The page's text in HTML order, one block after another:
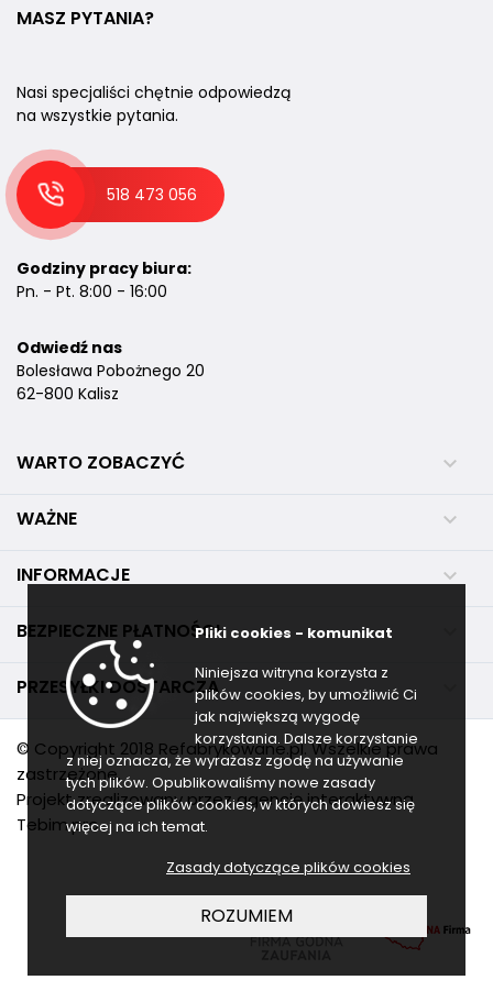
Pliki cookies - komunikat
Niniejsza witryna korzysta z
plików cookies, by umożliwić Ci
jak największą wygodę
korzystania. Dalsze korzystanie
z niej oznacza, że wyrażasz zgodę na używanie
tych plików. Opublikowaliśmy nowe zasady
dotyczące plików cookies, w których dowiesz się
więcej na ich temat.
Zasady dotyczące plików cookies
ROZUMIEM
MASZ PYTANIA?
Nasi specjaliści chętnie odpowiedzą
na wszystkie pytania.
518 473 056
Godziny pracy biura:
Pn. - Pt. 8:00 - 16:00
Odwiedź nas
Bolesława Pobożnego 20
62-800 Kalisz
WARTO ZOBACZYĆ 
WAŻNE 
INFORMACJE 
BEZPIECZNE PŁATNOŚCI
PRZESYŁKI DOSTARCZA
© Copyright 2018 Refabrykowane.pl. Wszelkie prawa
zastrzeżone.
Projekt zrealizowany przez agencję interaktywną
Tebim.pro